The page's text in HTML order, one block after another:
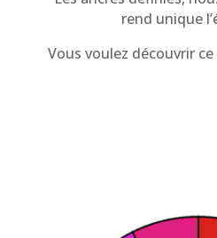
rend unique
Vous voulez découvrir